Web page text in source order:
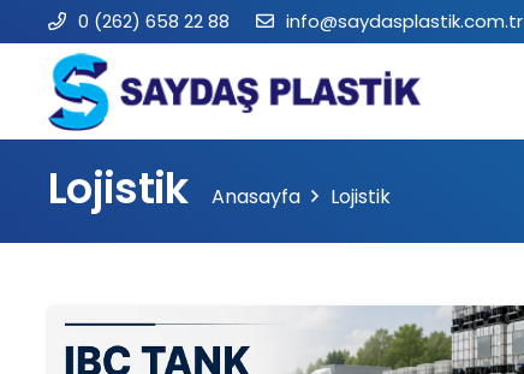
0 (262) 658 22 88 info@saydasplastik.com.tr
Lojistik Anasayfa Lojistik